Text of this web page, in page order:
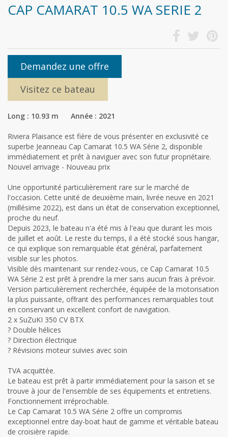
CAP CAMARAT 10.5 WA SERIE 2
Demandez une offre
Visitez ce bateau
Long : 10.93 m Année : 2021
Riviera Plaisance est fière de vous présenter en exclusivité ce
superbe Jeanneau Cap Camarat 10.5 WA Série 2, disponible
immédiatement et prêt à naviguer avec son futur propriétaire.
Nouvel arrivage - Nouveau prix
Une opportunité particulièrement rare sur le marché de
l'occasion. Cette unité de deuxième main, livrée neuve en 2021
(millésime 2022), est dans un état de conservation exceptionnel,
proche du neuf.
Depuis 2023, le bateau n'a été mis à l'eau que durant les mois
de juillet et août. Le reste du temps, il a été stocké sous hangar,
ce qui explique son remarquable état général, parfaitement
visible sur les photos.
Visible dès maintenant sur rendez-vous, ce Cap Camarat 10.5
WA Série 2 est prêt à prendre la mer sans aucun frais à prévoir.
Version particulièrement recherchée, équipée de la motorisation
la plus puissante, offrant des performances remarquables tout
en conservant un excellent confort de navigation.
2 x SuZuKI 350 CV BTX
? Double hélices
? Direction électrique
? Révisions moteur suivies avec soin
TVA acquittée.
Le bateau est prêt à partir immédiatement pour la saison et se
trouve à jour de l'ensemble de ses équipements et entretiens.
Fonctionnement irréprochable.
Le Cap Camarat 10.5 WA Série 2 offre un compromis
exceptionnel entre day-boat haut de gamme et véritable bateau
de croisière rapide.